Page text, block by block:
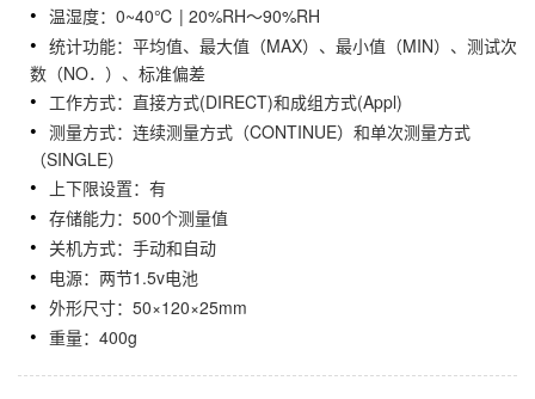
温湿度：0~40℃ | 20%RH～90%RH
统计功能：平均值、最大值（MAX）、最小值（MIN）、测试次
数（NO．）、标准偏差
工作方式：直接方式(DIRECT)和成组方式(Appl)
测量方式：连续测量方式（CONTINUE）和单次测量方式
（SINGLE）
上下限设置：有
存储能力：500个测量值
关机方式：手动和自动
电源：两节1.5v电池
外形尺寸：50×120×25mm
重量：400g